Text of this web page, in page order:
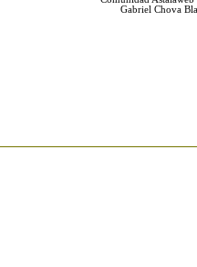
Gabriel Chova